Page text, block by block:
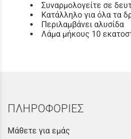
Συναρμολογείτε σε
Κατάλληλο για όλα τα
Περιλαμβάνει αλυσίδα
Λάμα μήκους 10
ΠΛΗΡΟΦΟΡΙΕΣ
Μάθετε για εμάς